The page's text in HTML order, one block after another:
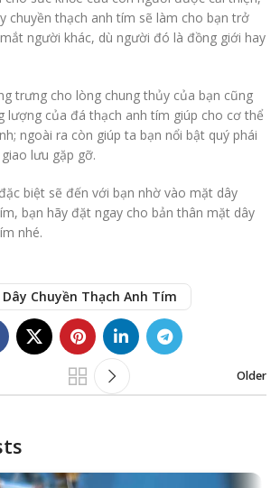
chuyền thạch anh tím sẽ làm cho bạn trở
người khác, dù người đó là đồng giới hay
trưng cho lòng chung thủy của bạn cũng
lượng của đá thạch anh tím giúp cho cơ thể
ngoài ra còn giúp ta bạn nổi bật quý phái
lưu gặp gỡ.
biệt sẽ đến với bạn nhờ vào mặt dây
bạn hãy đặt ngay cho bản thân mặt dây
nhé.
Chuyền Thạch Anh Tím
Older